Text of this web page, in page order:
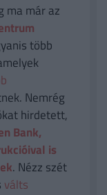
ma már az
több
Nemrég
hirdetett,
Bank,
is
. Nézz szét
válts